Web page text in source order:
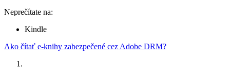
Neprečítate na:
Kindle
Ako čítať e-knihy zabezpečené cez Adobe DRM?